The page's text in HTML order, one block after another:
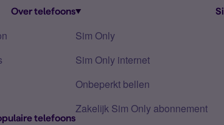
Over telefoons
telefoons
Sim Only
Sim Only internet
Onbeperkt bellen
Zakelijk Sim Only abonnement